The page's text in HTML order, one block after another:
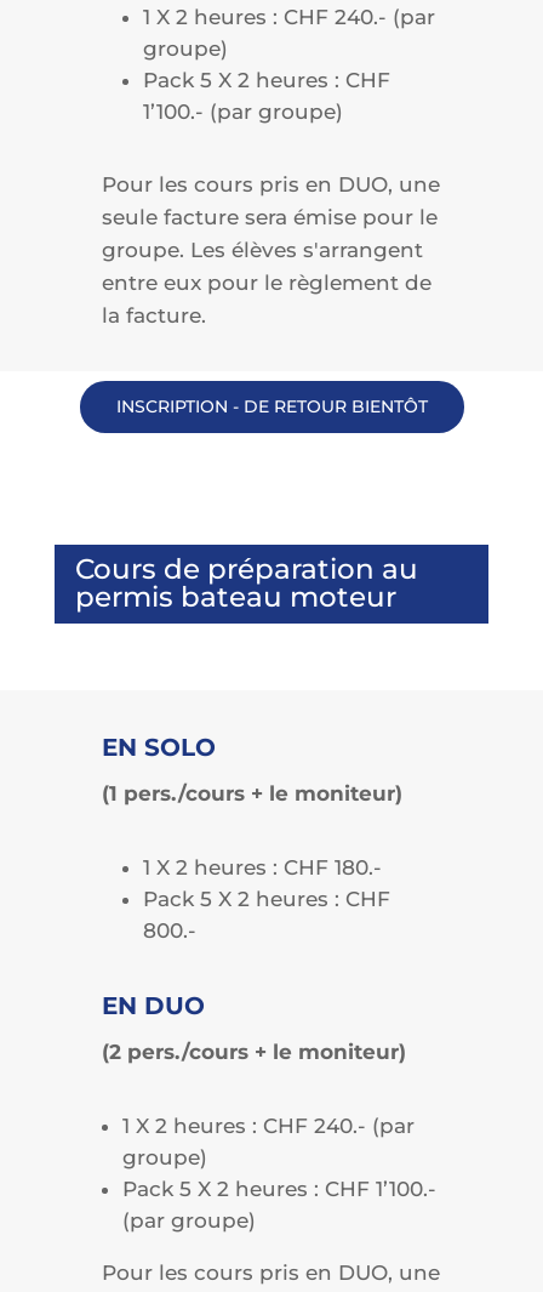
1 X 2 heures : CHF 240.- (par
groupe)
Pack 5 X 2 heures : CHF
1’100.- (par groupe)
Pour les cours pris en DUO, une
seule facture sera émise pour le
groupe. Les élèves s'arrangent
entre eux pour le règlement de
la facture.
INSCRIPTION - DE RETOUR BIENTÔT
Cours de préparation au
permis bateau moteur
EN SOLO
(1 pers./cours + le moniteur)
1 X 2 heures : CHF 180.-
Pack 5 X 2 heures : CHF
800.-
EN DUO
(2 pers./cours + le moniteur)
1 X 2 heures : CHF 240.- (par
groupe)
Pack 5 X 2 heures : CHF 1’100.-
(par groupe)
Pour les cours pris en DUO, une